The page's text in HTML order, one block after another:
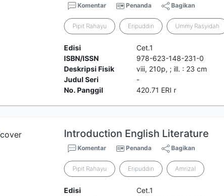
Komentar Penanda Bagikan
Pipit Rahayu Eripuddin Ummy Rasyidah
Edisi
Cet.1
ISBN/ISSN
978-623-148-231-0
Deskripsi Fisik
viii, 210p, ; ill. : 23 cm
Judul Seri
-
No. Panggil
420.71 ERI r
Introduction English Literature
Komentar Penanda Bagikan
Pipit Rahayu Eripuddin Amrizal
Edisi
Cet.1